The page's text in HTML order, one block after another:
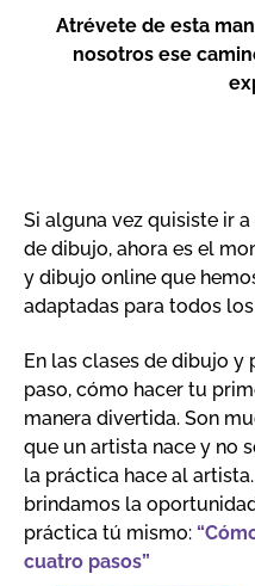
Atrévete de esta
nosotros ese
Si alguna vez quisiste ir
de dibujo, ahora es el
y dibujo online que
adaptadas para todos
En las clases de dibujo y
paso, cómo hacer tu
manera divertida. Son
que un artista nace y no
la práctica hace al
brindamos la
práctica tú mismo:
cuatro pasos”